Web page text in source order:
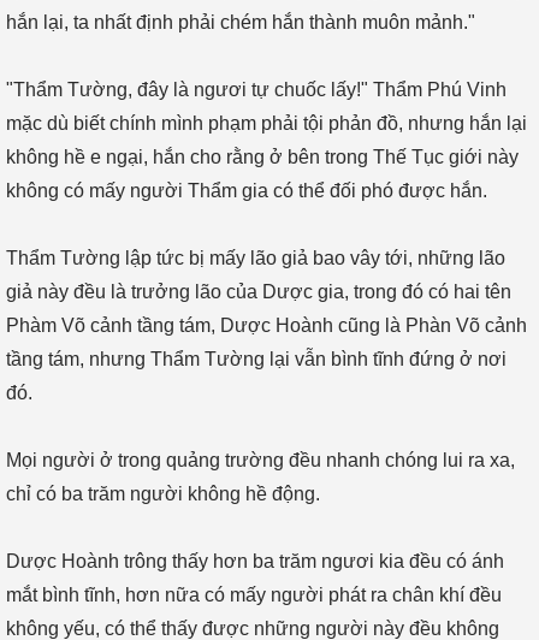
hắn lại, ta nhất định phải chém hắn thành muôn mảnh."
"Thẩm Tường, đây là ngươi tự chuốc lấy!" Thẩm Phú Vinh
mặc dù biết chính mình phạm phải tội phản đồ, nhưng hắn lại
không hề e ngại, hắn cho rằng ở bên trong Thế Tục giới này
không có mấy người Thẩm gia có thể đối phó được hắn.
Thẩm Tường lập tức bị mấy lão giả bao vây tới, những lão
giả này đều là trưởng lão của Dược gia, trong đó có hai tên
Phàm Võ cảnh tầng tám, Dược Hoành cũng là Phàn Võ cảnh
tầng tám, nhưng Thẩm Tường lại vẫn bình tĩnh đứng ở nơi
đó.
Mọi người ở trong quảng trường đều nhanh chóng lui ra xa,
chỉ có ba trăm người không hề động.
Dược Hoành trông thấy hơn ba trăm ngươi kia đều có ánh
mắt bình tĩnh, hơn nữa có mấy người phát ra chân khí đều
không yếu, có thể thấy được những người này đều không